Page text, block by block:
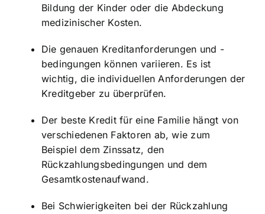
Bildung der Kinder oder die Abdeckung
medizinischer Kosten.
Die genauen Kreditanforderungen und -
bedingungen können variieren. Es ist
wichtig, die individuellen Anforderungen der
Kreditgeber zu überprüfen.
Der beste Kredit für eine Familie hängt von
verschiedenen Faktoren ab, wie zum
Beispiel dem Zinssatz, den
Rückzahlungsbedingungen und dem
Gesamtkostenaufwand.
Bei Schwierigkeiten bei der Rückzahlung